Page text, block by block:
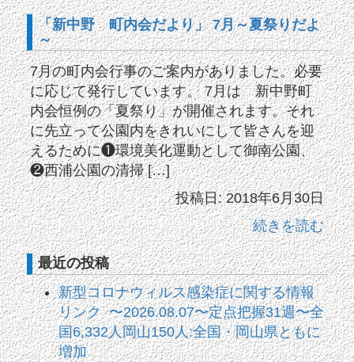
「新中野 町内会だより」 7月～夏祭りだよ
～
7月の町内会行事のご案内がありました。必要
に応じて発行しています。 7月は 新中野町
内会恒例の「夏祭り」が開催されます。それ
に先立って公園内をきれいにして皆さんを迎
えるために❶環境美化運動として御南公園、
❷西浦公園の清掃 […]
投稿日: 2018年6月30日
続きを読む
最近の投稿
新型コロナウィルス感染症に関する情報
リンク 〜2026.08.07〜定点把握31週〜全
国6,332人岡山150人:全国・岡山県ともに
増加